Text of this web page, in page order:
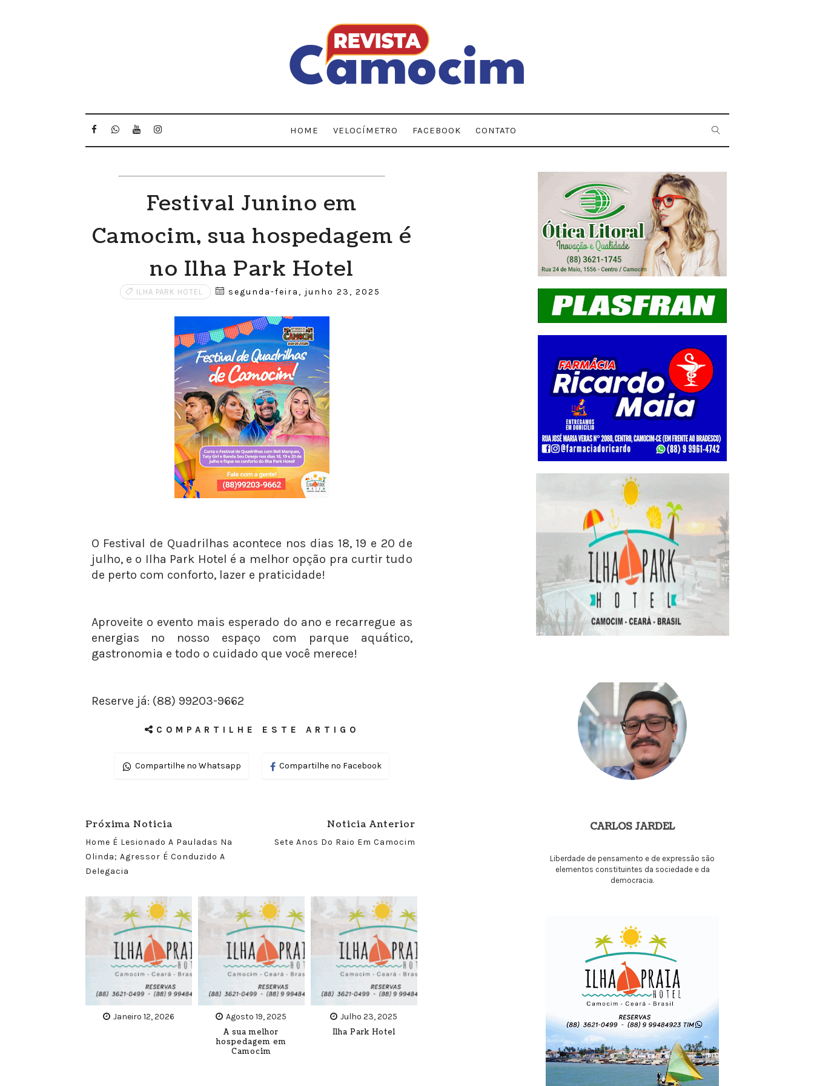
HOME VELOCÍMETRO FACEBOOK CONTATO
Festival Junino em
Camocim, sua hospedagem é
no Ilha Park Hotel
ILHA PARK HOTEL segunda-feira, junho 23, 2025
O Festival de Quadrilhas acontece nos dias 18, 19 e 20 de
julho, e o Ilha Park Hotel é a melhor opção pra curtir tudo
de perto com conforto, lazer e praticidade!
Aproveite o evento mais esperado do ano e recarregue as
energias no nosso espaço com parque aquático,
gastronomia e todo o cuidado que você merece!
Reserve já: (88) 99203-9662
COMPARTILHE ESTE ARTIGO
Compartilhe no Whatsapp Compartilhe no Facebook
Próxima Noticia
Home É Lesionado A Pauladas Na
Olinda; Agressor É Conduzido A
Delegacia
Noticia Anterior
Sete Anos Do Raio Em Camocim
Janeiro 12, 2026
Agosto 19, 2025
A sua melhor
hospedagem em
Camocim
Julho 23, 2025
Ilha Park Hotel
CARLOS JARDEL
Liberdade de pensamento e de expressão são
elementos constituintes da sociedade e da
democracia.